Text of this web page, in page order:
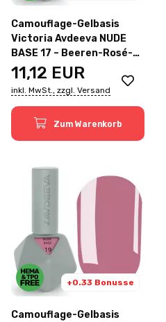
Camouflage-Gelbasis
Victoria Avdeeva NUDE
BASE 17 – Beeren-Rosé-
Ton 12ml
11,12 EUR
inkl. MwSt., zzgl. Versand
Zum Warenkorb
+0.33 Bonusse
Camouflage-Gelbasis